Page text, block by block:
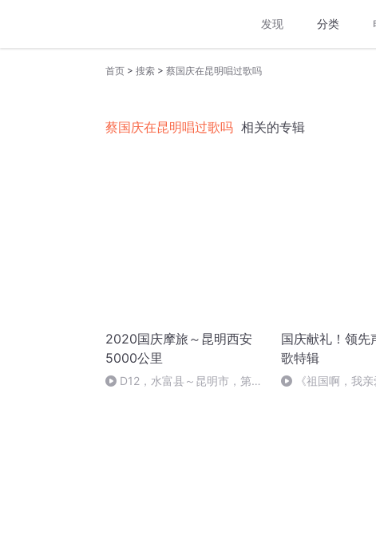
发现 分类
首页 > 搜索 > 蔡国庆在昆明唱过歌吗
蔡国庆在昆明唱过歌吗 相关的专辑
2020国庆摩旅～昆明西安
5000公里
D12，水富县～昆明市，第一
国庆献礼！领先
歌特辑
《祖国啊，我